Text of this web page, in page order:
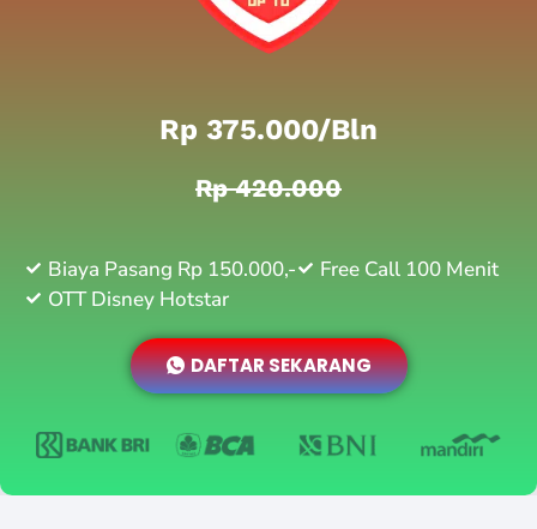
Rp 375.000/bln
Rp 420.000
Biaya Pasang Rp 150.000,-
Free Call 100 Menit
OTT Disney Hotstar
DAFTAR SEKARANG